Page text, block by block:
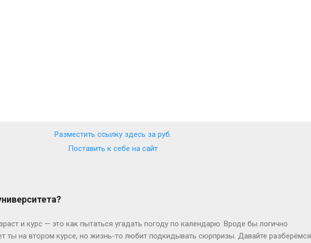
Разместить ссылку здесь за руб.
Поставить к себе на сайт
и курс — это как пытаться угадать погоду по календарю. Вроде бы логично
ты на втором курсе, но жизнь-то любит подкидывать сюрпризы. Давайте разберёмся